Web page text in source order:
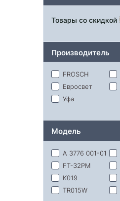
Товары со скидкой
Производитель
FROSCH
Евросвет
Уфа
Модель
A 3776 001-01
FT-32PM
K019
TR015W